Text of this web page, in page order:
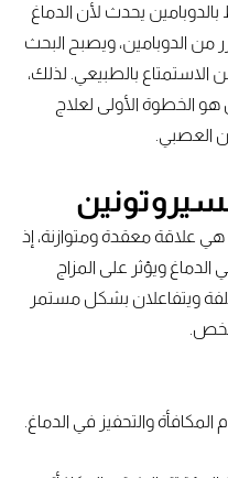
يحدث لأن الدماغ
من الدوبامين، ويصبح البحث
الاستمتاع بالطبيعي. لذلك،
هو الخطوة الأولى لعلاج
العصبي.
علاقة معقدة ومتوازنة، إذ
ويؤثر على المزاج
ويتفاعلان بشكل مستمر
والتحفيز في الدماغ.